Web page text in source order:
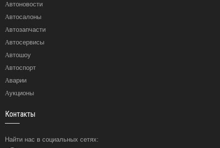
Автоновости
Автосалоны
Автозапчасти
Автосервисы
Автошоу
Автоспорт
Аварии
Аукционы
Контакты
Найти нас в социальных сетях: